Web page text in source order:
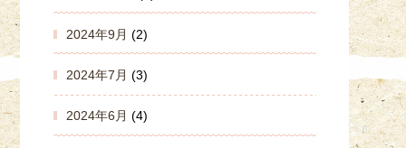
2024年9月 (2)
2024年7月 (3)
2024年6月 (4)